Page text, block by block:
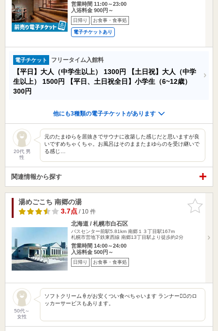
営業時間 11:00～23:00
入浴料金 900円～
日帰り お食事・食事処
電子チケットあり
電子チケット フリータイム入館料
【平日】大人（中学生以上） 1300円
【土日祝】大人（中学
生以上） 1500円
【平日、土日祝全日】小学生（6~12歳）
300円
他にも3種類の電子チケットがあります
20代 男
性
元のたまゆらを居抜きでサウナに改築した感じだと思いますが良
いですめちゃくちゃ。お風呂はそのままたまゆらのを受け継いで
る感じ…
関連情報から探す
お気に入
りに追加
湯めごこち 南郷の湯
3.7点/ 10 件
北海道 / 札幌市白石区
バスセンター前駅5.81km 南郷１３丁目駅167m
札幌市営地下鉄東西線 南郷13丁目駅より徒歩約2分
営業時間 14:00～24:00
入浴料金 500円～
日帰り お食事・食事処
50代～
女性
ソフトクリーム🍦がお安くつい食べちゃいます ランナー🏃‍♀️のロ
ッカーサービスもあります。